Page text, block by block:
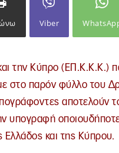
Viber
την Κύπρο (ΕΠ.Κ.Κ.Κ.)
στο παρόν φύλλο του
αποτελούν
υπογραφή
Ελλάδος και της Κύπρου.